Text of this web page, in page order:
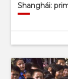
Shanghái: